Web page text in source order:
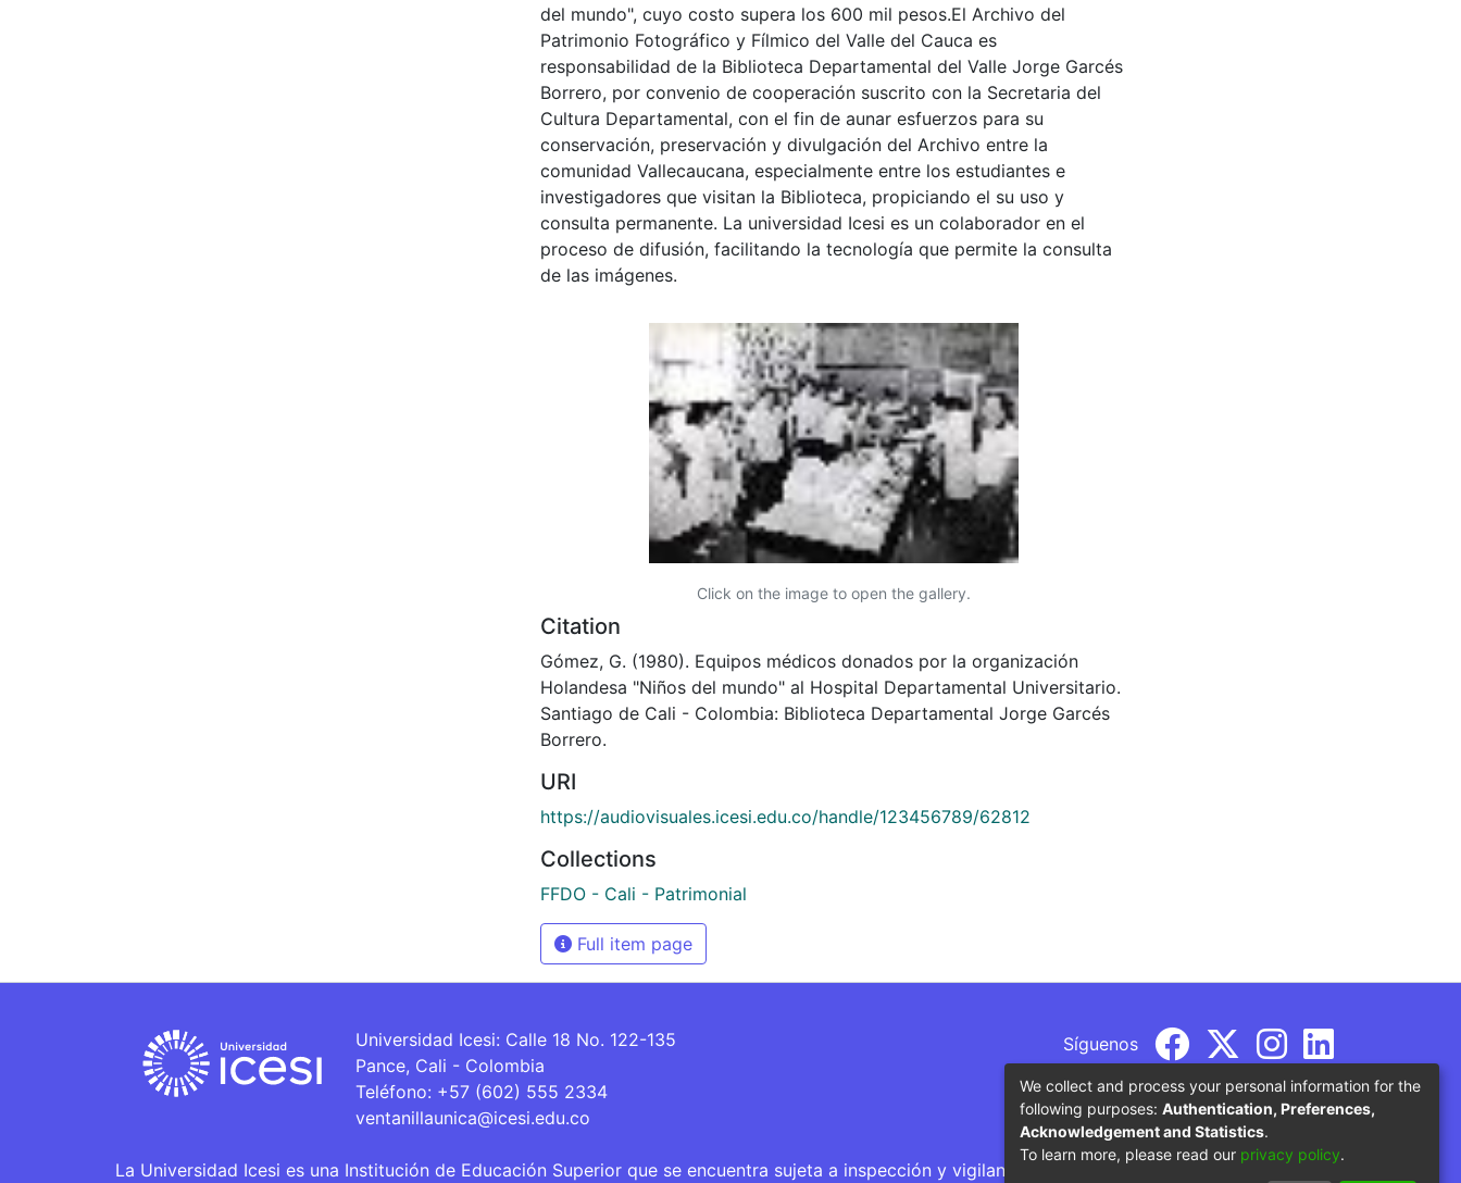
del mundo", cuyo costo supera los 600 mil pesos.El Archivo del
Patrimonio Fotográfico y Fílmico del Valle del Cauca es
responsabilidad de la Biblioteca Departamental del Valle Jorge Garcés
Borrero, por convenio de cooperación suscrito con la Secretaria del
Cultura Departamental, con el fin de aunar esfuerzos para su
conservación, preservación y divulgación del Archivo entre la
comunidad Vallecaucana, especialmente entre los estudiantes e
investigadores que visitan la Biblioteca, propiciando el su uso y
consulta permanente. La universidad Icesi es un colaborador en el
proceso de difusión, facilitando la tecnología que permite la consulta
de las imágenes.
Click on the image to open the gallery.
Citation
Gómez, G. (1980). Equipos médicos donados por la organización
Holandesa "Niños del mundo" al Hospital Departamental Universitario.
Santiago de Cali - Colombia: Biblioteca Departamental Jorge Garcés
Borrero.
URI
https://audiovisuales.icesi.edu.co/handle/123456789/62812
Collections
FFDO - Cali - Patrimonial
Full item page
Universidad Icesi: Calle 18 No. 122-135
Pance, Cali - Colombia
Teléfono: +57 (602) 555 2334
ventanillaunica@icesi.edu.co
Síguenos
La Universidad Icesi es una Institución de Educación Superior que se encuentra sujeta a inspección y vigilancia por parte del Ministerio de Educación
We collect and process your personal information for the
following purposes: Authentication, Preferences,
Acknowledgement and Statistics.
To learn more, please read our privacy policy.